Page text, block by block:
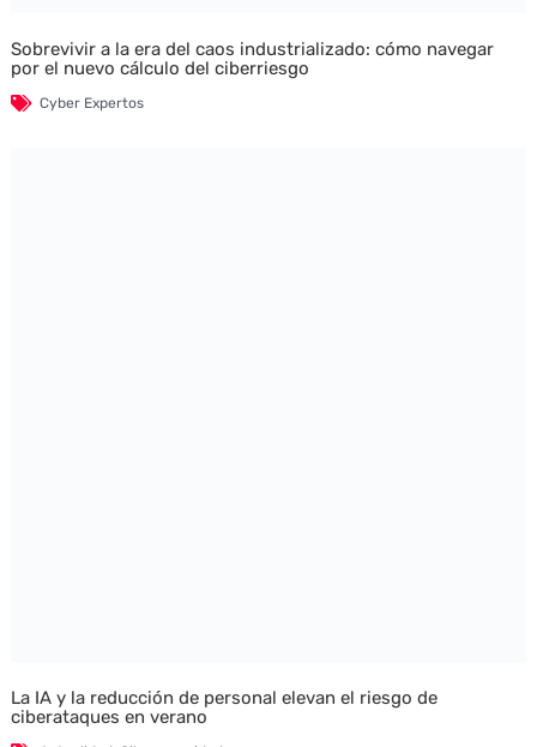
Sobrevivir a la era del caos industrializado: cómo navegar
por el nuevo cálculo del ciberriesgo
Cyber Expertos
La IA y la reducción de personal elevan el riesgo de
ciberataques en verano